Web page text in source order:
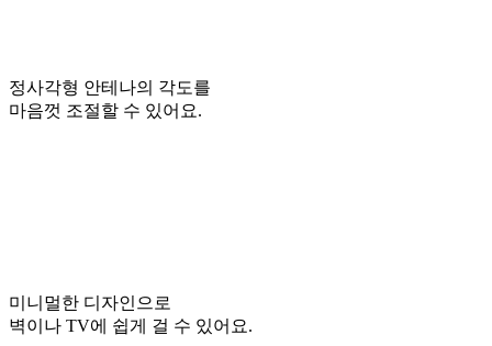
정사각형 안테나의 각도를
마음껏 조절할 수 있어요.
미니멀한 디자인으로
벽이나 TV에 쉽게 걸 수 있어요.